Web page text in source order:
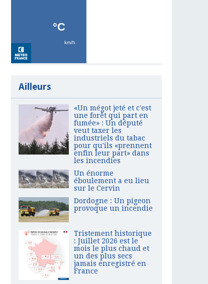
Ailleurs
«Un mégot jeté et c'est
une forêt qui part en
fumée» : Un député
veut taxer les
industriels du tabac
pour qu'ils «prennent
enfin leur part» dans
les incendies
Un énorme
éboulement a eu lieu
sur le Cervin
Dordogne : Un pigeon
provoque un incendie
Tristement historique
: Juillet 2026 est le
mois le plus chaud et
un des plus secs
jamais enregistré en
France